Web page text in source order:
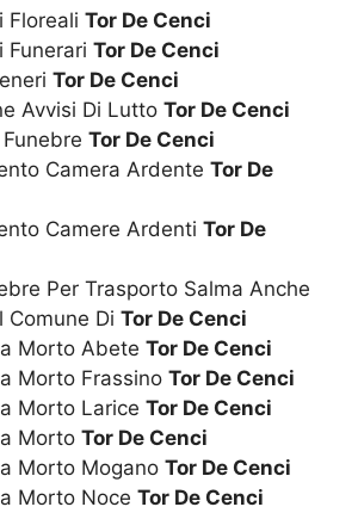
Floreali Tor De Cenci
Funerari Tor De Cenci
Tor De Cenci
Avvisi Di Lutto Tor De Cenci
Tor De Cenci
Camera Ardente Tor De
Camere Ardenti Tor De
Per Trasporto Salma Anche
Comune Di Tor De Cenci
Morto Abete Tor De Cenci
Morto Frassino Tor De Cenci
Morto Larice Tor De Cenci
Morto Tor De Cenci
Morto Mogano Tor De Cenci
Morto Noce Tor De Cenci